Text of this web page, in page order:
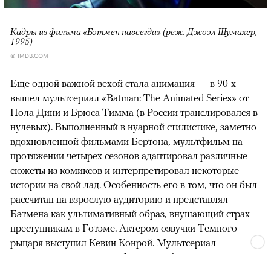
Кадры из фильма «Бэтмен навсегда» (реж. Джоэл Шумахер,
1995)
© IMDB.COM
Еще одной важной вехой стала анимация — в 90-х
вышел мультсериал «Batman: The Animated Series» от
Пола Дини и Брюса Тимма (в России транслировался в
нулевых). Выполненный в нуарной стилистике, заметно
вдохновленной фильмами Бертона, мультфильм на
протяжении четырех сезонов адаптировал различные
сюжеты из комиксов и интерпретировал некоторые
истории на свой лад. Особенность его в том, что он был
рассчитан на взрослую аудиторию и представлял
Бэтмена как ультимативный образ, внушающий страх
преступникам в Готэме. Актером озвучки Темного
рыцаря выступил Кевин Конрой. Мультсериал